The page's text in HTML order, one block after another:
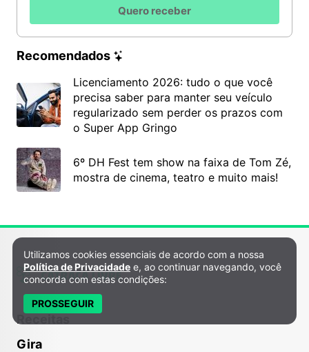
Quero receber
Recomendados
Licenciamento 2026: tudo o que você
precisa saber para manter seu veículo
regularizado sem perder os prazos com
o Super App Gringo
6º DH Fest tem show na faixa de Tom Zé,
mostra de cinema, teatro e muito mais!
Receitas
Gira
Política de Privacidade e Cookies
Utilizamos cookies essenciais de acordo com a nossa
Política de Privacidade e, ao continuar navegando, você
concorda com estas condições:
PROSSEGUIR